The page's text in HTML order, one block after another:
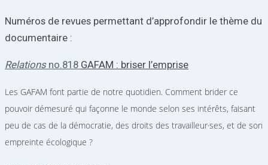
Numéros de revues permettant d’approfondir le thème du
documentaire :
Relations no.818 GAFAM : briser l’emprise
Les GAFAM font partie de notre quotidien. Comment brider ce
pouvoir démesuré qui façonne le monde selon ses intérêts, faisant
peu de cas de la démocratie, des droits des travailleur·ses, et de son
empreinte écologique ?